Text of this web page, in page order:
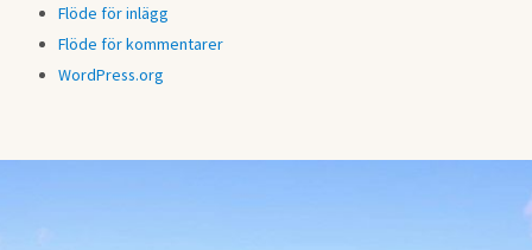
Flöde för inlägg
Flöde för kommentarer
WordPress.org